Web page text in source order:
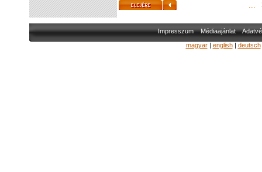
...
Impresszum Médiaajánlat
magyar| english| deutsch